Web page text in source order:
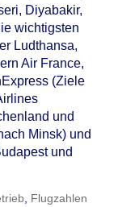
Diyabakir,
wichtigsten
Ludthansa,
Air France,
(Ziele
und
Minsk) und
und
Flugzahlen